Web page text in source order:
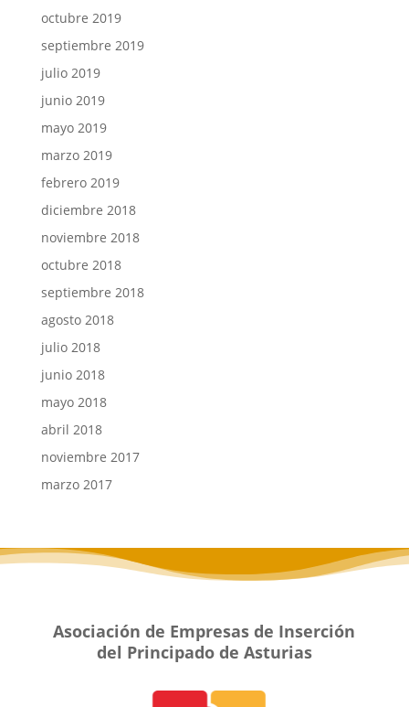
octubre 2019
septiembre 2019
julio 2019
junio 2019
mayo 2019
marzo 2019
febrero 2019
diciembre 2018
noviembre 2018
octubre 2018
septiembre 2018
agosto 2018
julio 2018
junio 2018
mayo 2018
abril 2018
noviembre 2017
marzo 2017
Asociación de Empresas de Inserción
del Principado de Asturias